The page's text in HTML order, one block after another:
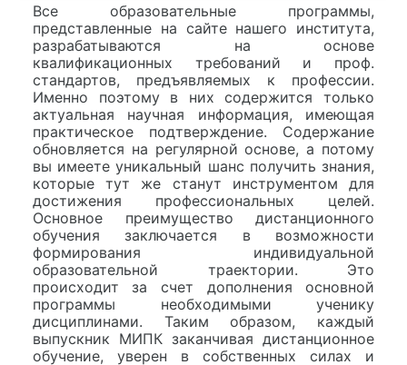
Все образовательные программы,
представленные на сайте нашего института,
разрабатываются на основе
квалификационных требований и проф.
стандартов, предъявляемых к профессии.
Именно поэтому в них содержится только
актуальная научная информация, имеющая
практическое подтверждение. Содержание
обновляется на регулярной основе, а потому
вы имеете уникальный шанс получить знания,
которые тут же станут инструментом для
достижения профессиональных целей.
Основное преимущество дистанционного
обучения заключается в возможности
формирования индивидуальной
образовательной траектории. Это
происходит за счет дополнения основной
программы необходимыми ученику
дисциплинами. Таким образом, каждый
выпускник МИПК заканчивая дистанционное
обучение, уверен в собственных силах и